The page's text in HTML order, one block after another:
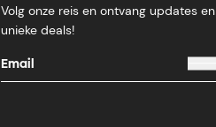
Volg onze reis en ontvang updates en
unieke deals!